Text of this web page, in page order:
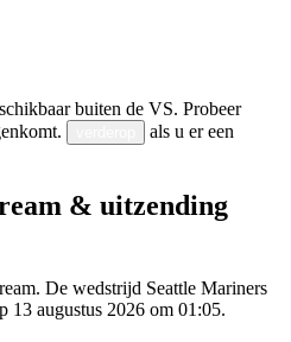
buiten de VS. Probeer
als u er een
& uitzending
De wedstrijd Seattle Mariners
13 augustus 2026 om 01:05.